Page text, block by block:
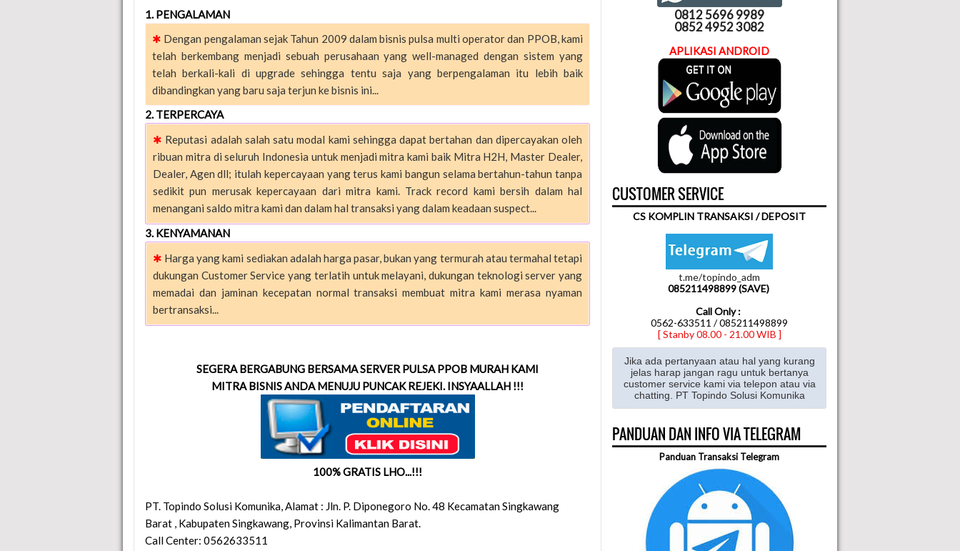
1. PENGALAMAN
✱ Dengan pengalaman sejak Tahun 2009 dalam bisnis pulsa multi operator dan PPOB, kami
telah berkembang menjadi sebuah perusahaan yang well-managed dengan sistem yang
telah berkali-kali di upgrade sehingga tentu saja yang berpengalaman itu lebih baik
dibandingkan yang baru saja terjun ke bisnis ini...
2. TERPERCAYA
✱ Reputasi adalah salah satu modal kami sehingga dapat bertahan dan dipercayakan oleh
ribuan mitra di seluruh Indonesia untuk menjadi mitra kami baik Mitra H2H, Master Dealer,
Dealer, Agen dll; itulah kepercayaan yang terus kami bangun selama bertahun-tahun tanpa
sedikit pun merusak kepercayaan dari mitra kami. Track record kami bersih dalam hal
menangani saldo mitra kami dan dalam hal transaksi yang dalam keadaan suspect...
3. KENYAMANAN
✱ Harga yang kami sediakan adalah harga pasar, bukan yang termurah atau termahal tetapi
dukungan Customer Service yang terlatih untuk melayani, dukungan teknologi server yang
memadai dan jaminan kecepatan normal transaksi membuat mitra kami merasa nyaman
bertransaksi...
SEGERA BERGABUNG BERSAMA SERVER PULSA PPOB MURAH KAMI
MITRA BISNIS ANDA MENUJU PUNCAK REJEKI. INSYAALLAH !!!
100% GRATIS LHO...!!!
PT. Topindo Solusi Komunika, Alamat : Jln. P. Diponegoro No. 48 Kecamatan Singkawang
Barat , Kabupaten Singkawang, Provinsi Kalimantan Barat.
Call Center: 0562633511
0812 5696 9989
0852 4952 3082
APLIKASI ANDROID
CUSTOMER SERVICE
CS KOMPLIN TRANSAKSI / DEPOSIT
t.me/topindo_adm
085211498899 (SAVE)
Call Only :
0562-633511 / 085211498899
[ Stanby 08.00 - 21.00 WIB ]
Jika ada pertanyaan atau hal yang kurang
jelas harap jangan ragu untuk bertanya
customer service kami via telepon atau via
chatting. PT Topindo Solusi Komunika
PANDUAN DAN INFO VIA TELEGRAM
Panduan Transaksi Telegram